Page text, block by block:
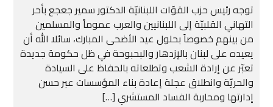
توجه رئيس حزب القوّات اللبنانيّة الدكتور سمير جعجع بأحر
التهاني القلبيّة إلى اللبنانيين والعرب عموماً والمسلمين
من بينهم خصوصاً بحلول عيد الأضحى المبارك، سائلا الله أن
يعيده على لبنان بالإزدهار والبحبوحة في ظل حكومة جديدة
تعبّر عن إرادة الشعب وتطلعاته بالحفاظ على السيادة
والحريّة وانطلاق عجلة إعادة بناء المؤسسات عبر حسن
إدارتها ومحاربة الفساد المستشري […]